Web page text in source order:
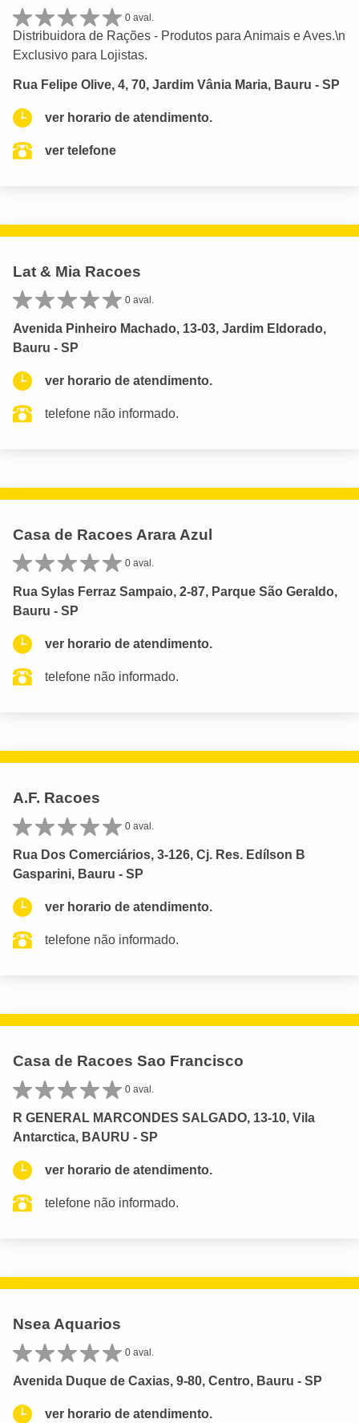
0 aval.
Distribuidora de Rações - Produtos para Animais e Aves.\n
Exclusivo para Lojistas.
Rua Felipe Olive, 4, 70, Jardim Vânia Maria, Bauru - SP
ver horario de atendimento.
ver telefone
Lat & Mia Racoes
0 aval.
Avenida Pinheiro Machado, 13-03, Jardim Eldorado,
Bauru - SP
ver horario de atendimento.
telefone não informado.
Casa de Racoes Arara Azul
0 aval.
Rua Sylas Ferraz Sampaio, 2-87, Parque São Geraldo,
Bauru - SP
ver horario de atendimento.
telefone não informado.
A.F. Racoes
0 aval.
Rua Dos Comerciários, 3-126, Cj. Res. Edílson B
Gasparini, Bauru - SP
ver horario de atendimento.
telefone não informado.
Casa de Racoes Sao Francisco
0 aval.
R GENERAL MARCONDES SALGADO, 13-10, Vila
Antarctica, BAURU - SP
ver horario de atendimento.
telefone não informado.
Nsea Aquarios
0 aval.
Avenida Duque de Caxias, 9-80, Centro, Bauru - SP
ver horario de atendimento.